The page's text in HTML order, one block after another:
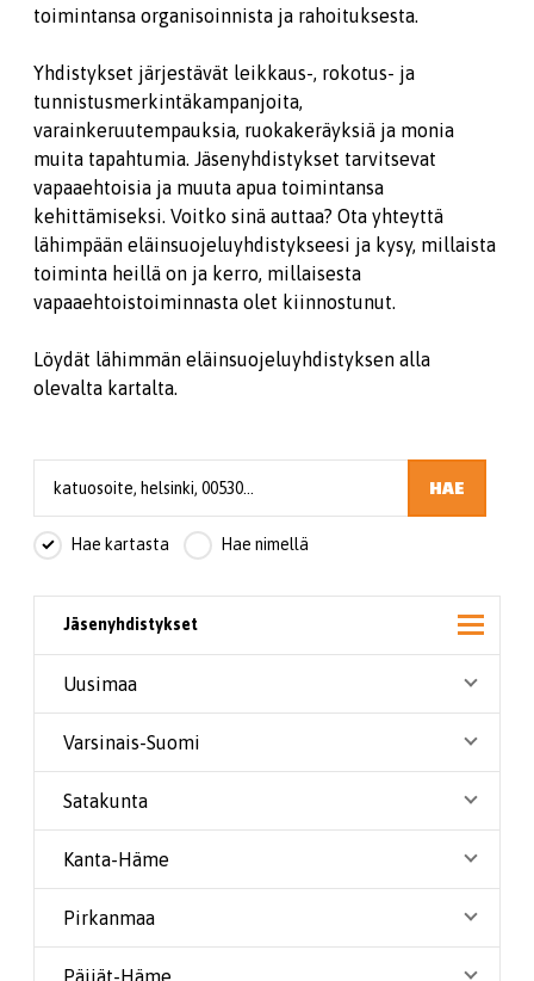
toimintansa organisoinnista ja rahoituksesta.
Yhdistykset järjestävät leikkaus-, rokotus- ja
tunnistusmerkintäkampanjoita,
varainkeruutempauksia, ruokakeräyksiä ja monia
muita tapahtumia. Jäsenyhdistykset tarvitsevat
vapaaehtoisia ja muuta apua toimintansa
kehittämiseksi. Voitko sinä auttaa? Ota yhteyttä
lähimpään eläinsuojeluyhdistykseesi ja kysy, millaista
toiminta heillä on ja kerro, millaisesta
vapaaehtoistoiminnasta olet kiinnostunut.
Löydät lähimmän eläinsuojeluyhdistyksen alla
olevalta kartalta.
HAE
Hae kartasta Hae nimellä
Jäsenyhdistykset
Uusimaa
Varsinais-Suomi
Satakunta
Kanta-Häme
Pirkanmaa
Päijät-Häme